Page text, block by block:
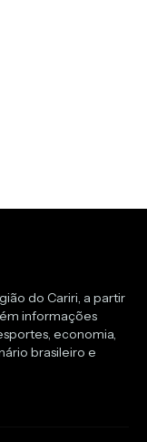
do Cariri, a partir
informações
economia,
brasileiro e